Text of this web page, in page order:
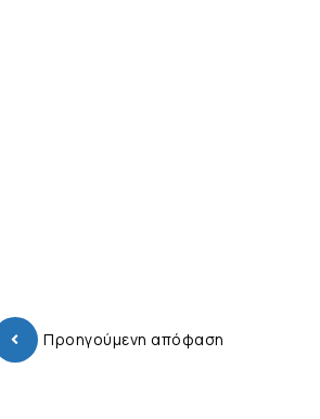
Προηγούμενη απόφαση